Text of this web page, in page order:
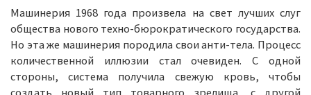
Машинерия 1968 года произвела на свет лучших слуг
общества нового техно-бюрократического государства.
Но эта же машинерия породила свои анти-тела. Процесс
количественной иллюзии стал очевиден. С одной
стороны, система получила свежую кровь, чтобы